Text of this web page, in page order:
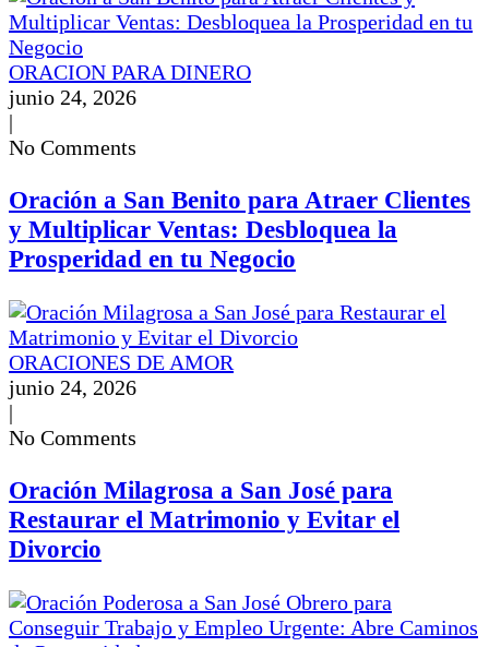
ORACION PARA DINERO
junio 24, 2026
|
No Comments
Oración a San Benito para Atraer Clientes
y Multiplicar Ventas: Desbloquea la
Prosperidad en tu Negocio
ORACIONES DE AMOR
junio 24, 2026
|
No Comments
Oración Milagrosa a San José para
Restaurar el Matrimonio y Evitar el
Divorcio